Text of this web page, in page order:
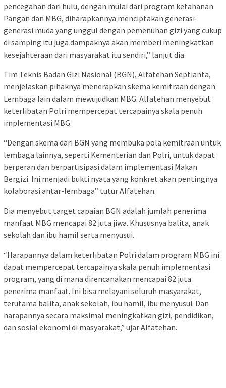
pencegahan dari hulu, dengan mulai dari program ketahanan
Pangan dan MBG, diharapkannya menciptakan generasi-
generasi muda yang unggul dengan pemenuhan gizi yang cukup
di samping itu juga dampaknya akan memberi meningkatkan
kesejahteraan dari masyarakat itu sendiri,” lanjut dia.
Tim Teknis Badan Gizi Nasional (BGN), Alfatehan Septianta,
menjelaskan pihaknya menerapkan skema kemitraan dengan
Lembaga lain dalam mewujudkan MBG. Alfatehan menyebut
keterlibatan Polri mempercepat tercapainya skala penuh
implementasi MBG.
“Dengan skema dari BGN yang membuka pola kemitraan untuk
lembaga lainnya, seperti Kementerian dan Polri, untuk dapat
berperan dan berpartisipasi dalam implementasi Makan
Bergizi. Ini menjadi bukti nyata yang konkret akan pentingnya
kolaborasi antar-lembaga” tutur Alfatehan.
Dia menyebut target capaian BGN adalah jumlah penerima
manfaat MBG mencapai 82 juta jiwa. Khususnya balita, anak
sekolah dan ibu hamil serta menyusui.
“Harapannya dalam keterlibatan Polri dalam program MBG ini
dapat mempercepat tercapainya skala penuh implementasi
program, yang di mana direncanakan mencapai 82 juta
penerima manfaat. Ini bisa melayani seluruh masyarakat,
terutama balita, anak sekolah, ibu hamil, ibu menyusui. Dan
harapannya secara maksimal meningkatkan gizi, pendidikan,
dan sosial ekonomi di masyarakat,” ujar Alfatehan.